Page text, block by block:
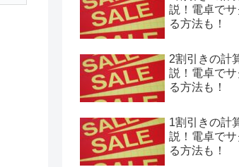
説！電卓で
る方法も！
2割引きの計
説！電卓で
る方法も！
1割引きの計
説！電卓で
る方法も！